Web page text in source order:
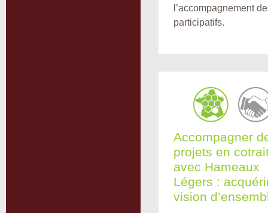
l’accompagnement
participatifs.
Accompagner
projets en
avec Hameaux
Légers :
vision